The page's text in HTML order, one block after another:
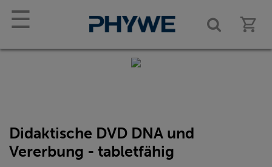
☰
Didaktische DVD DNA und
Vererbung - tabletfähig